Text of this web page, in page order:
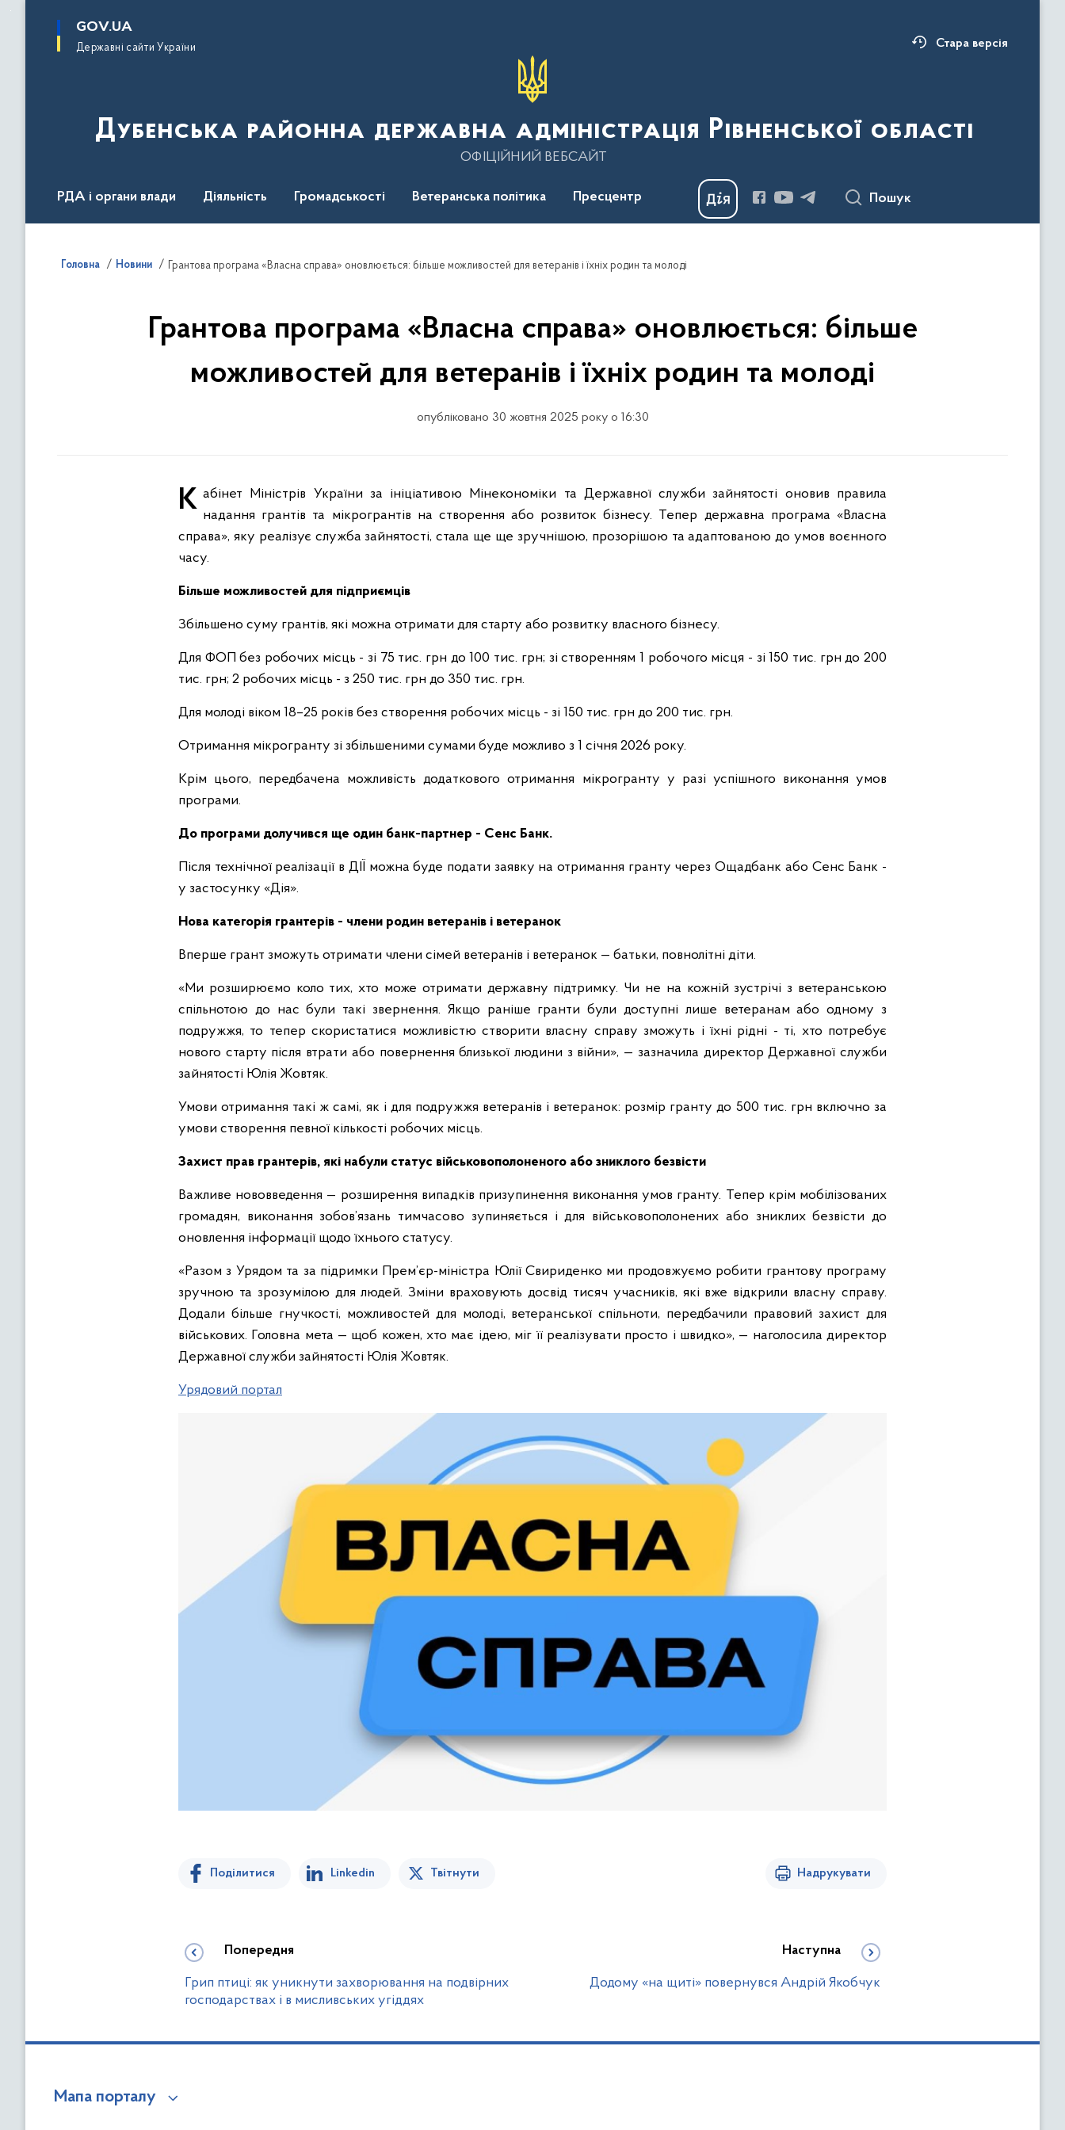
основного
GOV.UA
Державні сайти України Стара версія
Дубенська районна державна адміністрація Рівненської області
ОФІЦІЙНИЙ ВЕБСАЙТ
РДА і органи влади Діяльність Громадськості Ветеранська політика Пресцентр Пошук
Головна Новини Грантова програма «Власна справа» оновлюється: більше можливостей для ветеранів і їхніх родин та молоді
Грантова програма «Власна справа» оновлюється: більше
можливостей для ветеранів і їхніх родин та молоді
опубліковано 30 жовтня 2025 року о 16:30
Кабінет Міністрів України за ініціативою Мінекономіки та Державної служби зайнятості оновив правила надання грантів та мікрогрантів на створення або розвиток бізнесу. Тепер державна програма «Власна
справа», яку реалізує служба зайнятості, стала ще ще зручнішою, прозорішою та адаптованою до умов воєнного
часу.
Більше можливостей для підприємців
Збільшено суму грантів, які можна отримати для старту або розвитку власного бізнесу.
Для ФОП без робочих місць - зі 75 тис. грн до 100 тис. грн; зі створенням 1 робочого місця - зі 150 тис. грн до 200
тис. грн; 2 робочих місць - з 250 тис. грн до 350 тис. грн.
Для молоді віком 18–25 років без створення робочих місць - зі 150 тис. грн до 200 тис. грн.
Отримання мікрогранту зі збільшеними сумами буде можливо з 1 січня 2026 року.
Крім цього, передбачена можливість додаткового отримання мікрогранту у разі успішного виконання умов
програми.
До програми долучився ще один банк-партнер - Сенс Банк.
Після технічної реалізації в ДІЇ можна буде подати заявку на отримання гранту через Ощадбанк або Сенс Банк -
у застосунку «Дія».
Нова категорія грантерів - члени родин ветеранів і ветеранок
Вперше грант зможуть отримати члени сімей ветеранів і ветеранок — батьки, повнолітні діти.
«Ми розширюємо коло тих, хто може отримати державну підтримку. Чи не на кожній зустрічі з ветеранською
спільнотою до нас були такі звернення. Якщо раніше гранти були доступні лише ветеранам або одному з
подружжя, то тепер скористатися можливістю створити власну справу зможуть і їхні рідні - ті, хто потребує
нового старту після втрати або повернення близької людини з війни», — зазначила директор Державної служби
зайнятості Юлія Жовтяк.
Умови отримання такі ж самі, як і для подружжя ветеранів і ветеранок: розмір гранту до 500 тис. грн включно за
умови створення певної кількості робочих місць.
Захист прав грантерів, які набули статус військовополоненого або зниклого безвісти
Важливе нововведення — розширення випадків призупинення виконання умов гранту. Тепер крім мобілізованих
громадян, виконання зобов’язань тимчасово зупиняється і для військовополонених або зниклих безвісти до
оновлення інформації щодо їхнього статусу.
«Разом з Урядом та за підримки Прем’єр-міністра Юлії Свириденко ми продовжуємо робити грантову програму
зручною та зрозумілою для людей. Зміни враховують досвід тисяч учасників, які вже відкрили власну справу.
Додали більше гнучкості, можливостей для молоді, ветеранської спільноти, передбачили правовий захист для
військових. Головна мета — щоб кожен, хто має ідею, міг її реалізувати просто і швидко», — наголосила директор
Державної служби зайнятості Юлія Жовтяк.
Урядовий портал
Поділитися Linkedin Твітнути Надрукувати
Попередня
Грип птиці: як уникнути захворювання на подвірних
господарствах і в мисливських угіддях
Наступна
Додому «на щиті» повернувся Андрій Якобчук
Мапа порталу